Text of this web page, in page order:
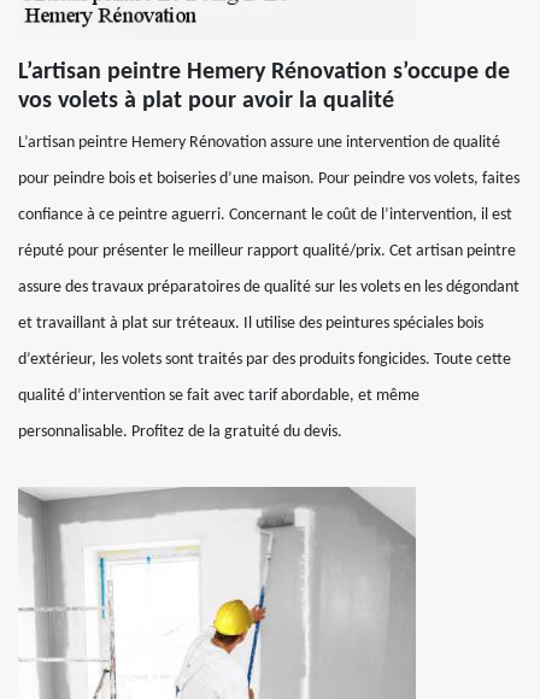
L’artisan peintre Hemery Rénovation s’occupe de
vos volets à plat pour avoir la qualité
L’artisan peintre Hemery Rénovation assure une intervention de qualité
pour peindre bois et boiseries d’une maison. Pour peindre vos volets, faites
confiance à ce peintre aguerri. Concernant le coût de l’intervention, il est
réputé pour présenter le meilleur rapport qualité/prix. Cet artisan peintre
assure des travaux préparatoires de qualité sur les volets en les dégondant
et travaillant à plat sur tréteaux. Il utilise des peintures spéciales bois
d’extérieur, les volets sont traités par des produits fongicides. Toute cette
qualité d’intervention se fait avec tarif abordable, et même
personnalisable. Profitez de la gratuité du devis.